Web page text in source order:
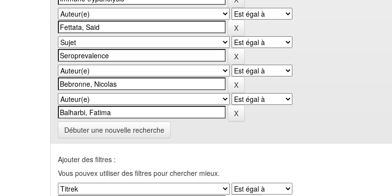
Débuter une nouvelle recherche
Ajouter des filtres :
Vous pouvex utiliser des filtres pour chercher mieux.